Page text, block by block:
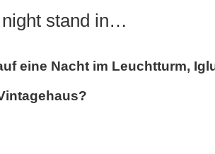
stand in…
eine Nacht im Leuchtturm,